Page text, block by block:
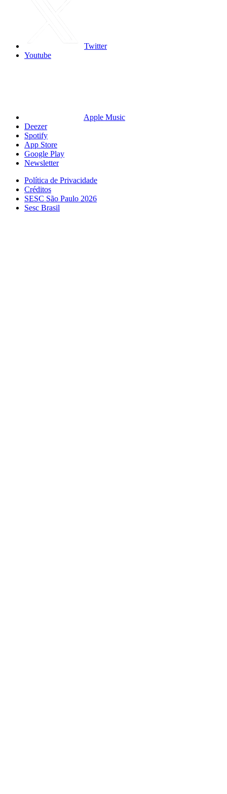
Twitter
Youtube
Apple Music
Deezer
Spotify
App Store
Google Play
Newsletter
Política de Privacidade
Créditos
SESC São Paulo 2026
Sesc Brasil